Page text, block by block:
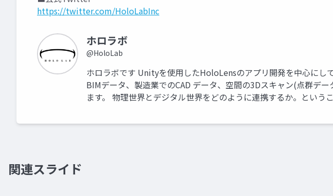
https://twitter.com/HoloLabInc
ホロラボ
@HoloLab
ホロラボです Unityを使用したHoloLensのアプリ開発を中心にし
BIMデータ、製造業でのCAD データ、空間の3Dスキャン(点群デ
ます。 物理世界とデジタル世界をどのように連携するか。という
関連スライド